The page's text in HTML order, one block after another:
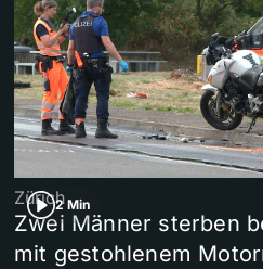
2 Min
Zürich
Zwei Männer sterben
mit gestohlenem